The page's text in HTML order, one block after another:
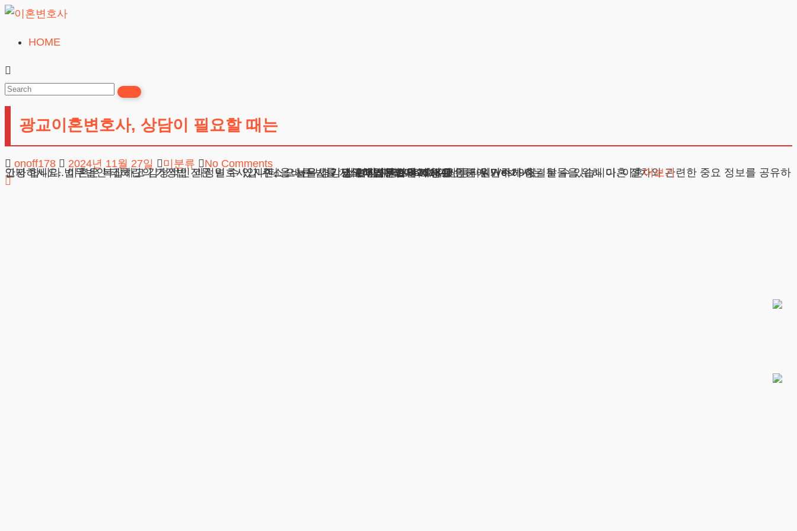
Skip
content
혼
변
호
무료상담
HOME
광교이혼변호사, 상담이 필요할 때는
onoff178 2024년 11월 27일 미분류 No Comments
안녕하세요. 법무법인 테헤란의 가정법 전문 변호사입니다. 오늘은 경기도 수원 지역, 특히 광교 인근에 거주하시는 분들을 위해 이혼 절차와 관련한 중요 정보를 공유하고자 합니다. 이혼은 복잡하고 감정적인 과정일 수 있지만, 올바른 법률 지식과 전문가의 조언을 통해 원만하게 해결할 수 있습니다. 이혼더보기
상호 : 법무법인 테헤란
사업자 : 589-86-01340
대표자 : 이수학
주소 : 서울시 강남구 테헤란로 420, KT선릉타워West 9층
광고책임변호사 : 이수학